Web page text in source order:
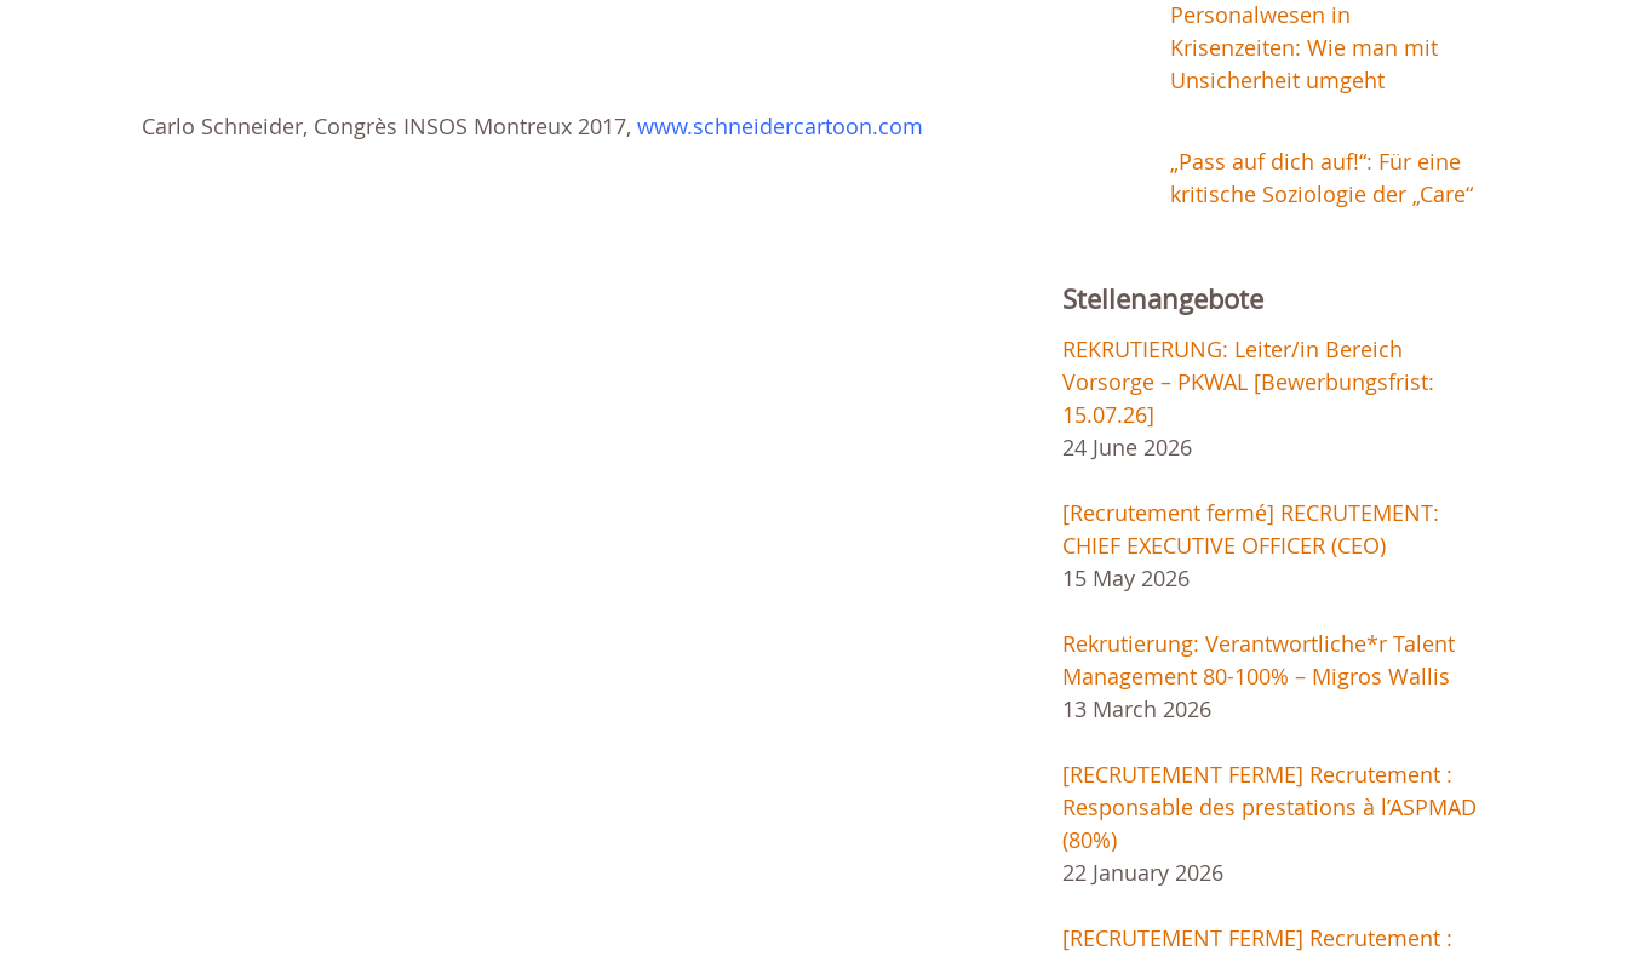
Carlo Schneider, Congrès INSOS Montreux 2017, www.schneidercartoon.com
Personalwesen in
Krisenzeiten: Wie man mit
Unsicherheit umgeht
„Pass auf dich auf!“: Für eine
kritische Soziologie der „Care“
Stellenangebote
REKRUTIERUNG: Leiter/in Bereich
Vorsorge – PKWAL [Bewerbungsfrist:
15.07.26]
24 June 2026
[Recrutement fermé] RECRUTEMENT:
CHIEF EXECUTIVE OFFICER (CEO)
15 May 2026
Rekrutierung: Verantwortliche*r Talent
Management 80-100% – Migros Wallis
13 March 2026
[RECRUTEMENT FERME] Recrutement :
Responsable des prestations à l’ASPMAD
(80%)
22 January 2026
[RECRUTEMENT FERME] Recrutement :